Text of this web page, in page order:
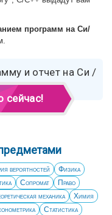
программ на Си/
и отчет на Си /
сейчас!
вероятностей
Физика
Сопромат
Право
механика
Химия
Статистика